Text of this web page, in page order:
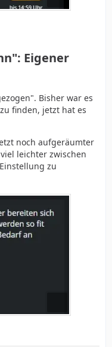
Eigener
Bisher war es
finden, jetzt hat es
noch aufgeräumter
leichter zwischen
zu